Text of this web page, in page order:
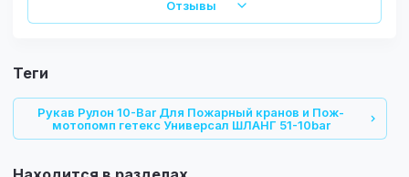
Отзывы
теги
Рукав Рулон 10-Bar Для Пожарный кранов и Пож-
мотопомп гетекс Универсал ШЛАНГ 51-10bar